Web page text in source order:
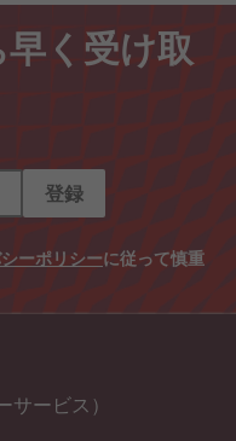
く受け取
登録
ーポリシーに従って慎重
ービス）